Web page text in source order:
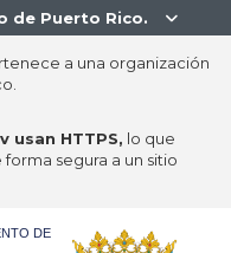
de Puerto Rico. 
a una organización
usan HTTPS, lo que
segura a un sitio
DE